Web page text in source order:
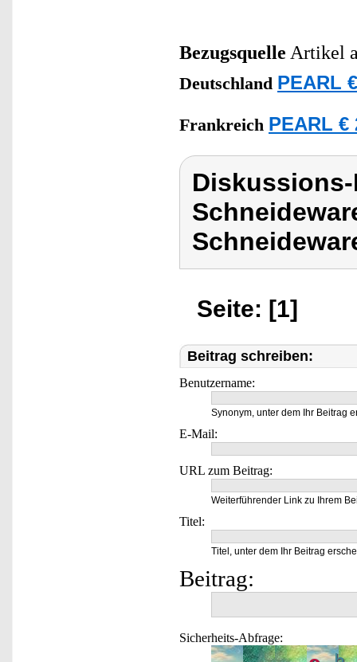
Bezugsquelle Artikel
Deutschland PEARL
Frankreich PEARL €
Seite: [1]
Beitrag schreiben:
Benutzername:
Synonym, unter dem Ihr Beitrag
E-Mail:
URL zum Beitrag:
Weiterführender Link zu Ihrem
Titel:
Titel, unter dem Ihr Beitrag
Beitrag:
Sicherheits-Abfrage: